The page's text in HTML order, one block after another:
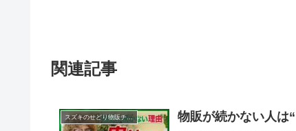
関連記事
スズキのせどり物販チャンネル 物販が続かない人は